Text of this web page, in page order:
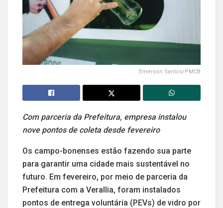
Emerson Santos/PMCB
Com parceria da Prefeitura, empresa instalou
nove pontos de coleta desde fevereiro
Os campo-bonenses estão fazendo sua parte
para garantir uma cidade mais sustentável no
futuro. Em fevereiro, por meio de parceria da
Prefeitura com a Verallia, foram instalados
pontos de entrega voluntária (PEVs) de vidro por